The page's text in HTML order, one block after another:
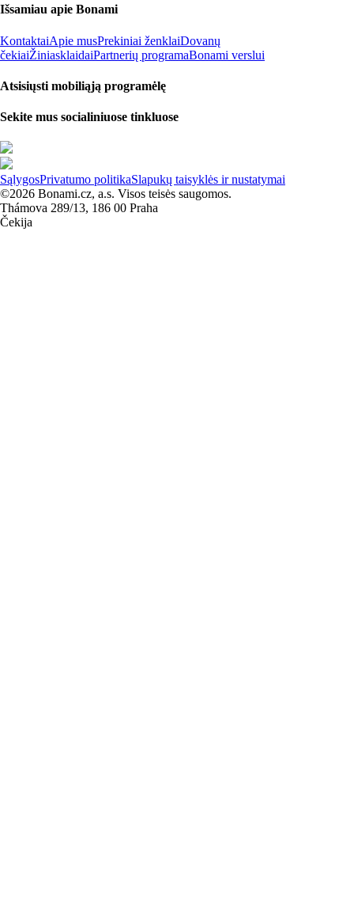
Išsamiau apie Bonami
KontaktaiApie musPrekiniai ženklaiDovanų
čekiaiŽiniasklaidaiPartnerių programaBonami verslui
Atsisiųsti mobiliąją programėlę
Sekite mus socialiniuose tinkluose
SąlygosPrivatumo politikaSlapukų taisyklės ir nustatymai
©2026 Bonami.cz, a.s. Visos teisės saugomos.
Thámova 289/13, 186 00 Praha
Čekija